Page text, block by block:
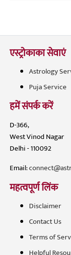
एस्ट्रोकाका सेवाएं
Astrology
Puja Service
हमें संपर्क करें
D-366,
West Vinod Nagar
Delhi - 110092
Email:
महत्वपूर्ण लिंक
Disclaimer
Contact Us
Terms of